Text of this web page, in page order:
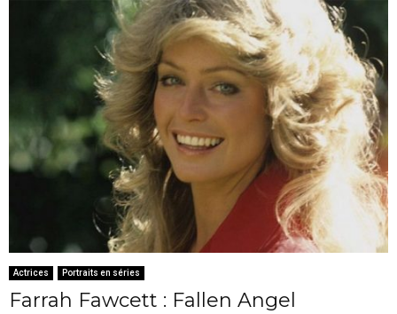
Actrices Portraits en séries
Farrah Fawcett : Fallen Angel